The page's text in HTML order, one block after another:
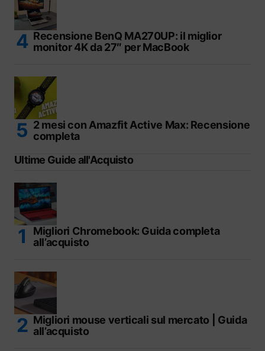
Recensione BenQ MA270UP: il miglior
monitor 4K da 27″ per MacBook
2 mesi con Amazfit Active Max: Recensione
completa
Ultime Guide all'Acquisto
Migliori Chromebook: Guida completa
all’acquisto
Migliori mouse verticali sul mercato | Guida
all’acquisto